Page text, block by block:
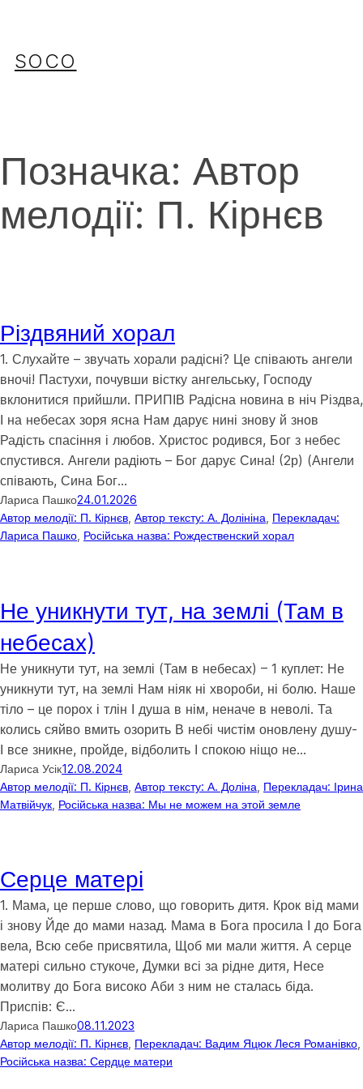
SOCO
Позначка: Автор
мелодії: П. Кірнєв
Різдвяний хорал
1. Слухайте – звучать хорали радісні? Це співають ангели
вночі! Пастухи, почувши вістку ангельську, Господу
вклонитися прийшли. ПРИПІВ Радісна новина в ніч Різдва,
І на небесах зоря ясна Нам дарує нині знову й знов
Радість спасіння і любов. Христос родився, Бог з небес
спустився. Ангели радіють – Бог дарує Сина! (2р) (Ангели
співають, Сина Бог…
Лариса Пашко24.01.2026
Автор мелодії: П. Кірнєв Автор тексту: А. Долініна Перекладач:
Лариса Пашко Російська назва: Рождественский хорал
Не уникнути тут, на землі (Там в
небесах)
Не уникнути тут, на землі (Там в небесах) – 1 куплет: Не
уникнути тут, на землі Нам ніяк ні хвороби, ні болю. Наше
тіло – це порох і тлін І душа в нім, неначе в неволі. Та
колись сяйво вмить озорить В небі чистім оновлену душу-
І все зникне, пройде, відболить І спокою ніщо не…
Лариса Усік12.08.2024
Автор мелодії: П. Кірнєв Автор тексту: А. Доліна Перекладач: Ірина
Матвійчук Російська назва: Мы не можем на этой земле
Серце матері
1. Мама, це перше слово, що говорить дитя. Крок від мами
і знову Йде до мами назад. Мама в Бога просила І до Бога
вела, Всю себе присвятила, Щоб ми мали життя. А серце
матері сильно стукоче, Думки всі за рідне дитя, Несе
молитву до Бога високо Аби з ним не сталась біда.
Приспів: Є…
Лариса Пашко08.11.2023
Автор мелодії: П. Кірнєв Перекладач: Вадим Яцюк Леся Романівко
Російська назва: Сердце матери